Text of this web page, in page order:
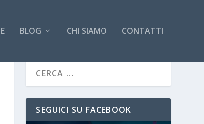
BLOG CHI SIAMO CONTATTI
SEGUICI SU FACEBOOK